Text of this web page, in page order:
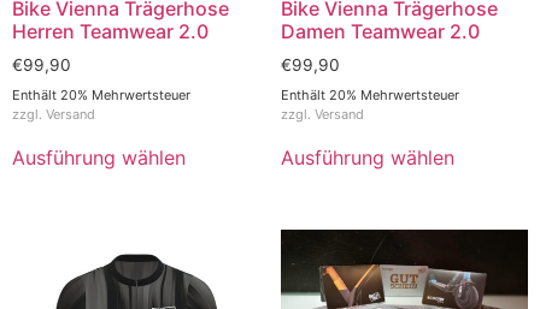
Bike Vienna Trägerhose
Herren Teamwear 2.0
€99,90
Enthält 20% Mehrwertsteuer
zzgl. Versand
Ausführung wählen
Bike Vienna Trägerhose
Damen Teamwear 2.0
€99,90
Enthält 20% Mehrwertsteuer
zzgl. Versand
Ausführung wählen